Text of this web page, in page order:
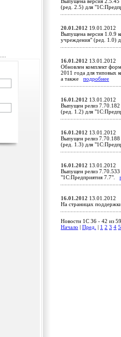
(ред. 2.5) для
20.01.2012 19.01.2012
Выпущена версия 1.0.9
учреждения" (ред. 1.0)
16.01.2012 13.01.2012
Обновлен комплект
2011 года для типовых
а также подробнее
16.01.2012 13.01.2012
Выпущен релиз 7.70.182
(ред. 1.2) для
16.01.2012 13.01.2012
Выпущен релиз 7.70.188
(ред. 1.3) для
16.01.2012 13.01.2012
Выпущен релиз 7.70.533
"1С:Предприятия 7.7".
16.01.2012 13.01.2012
На страницах
Новости 1C 36 - 42 из
Начало | Пред. | 1 2 3 4 5